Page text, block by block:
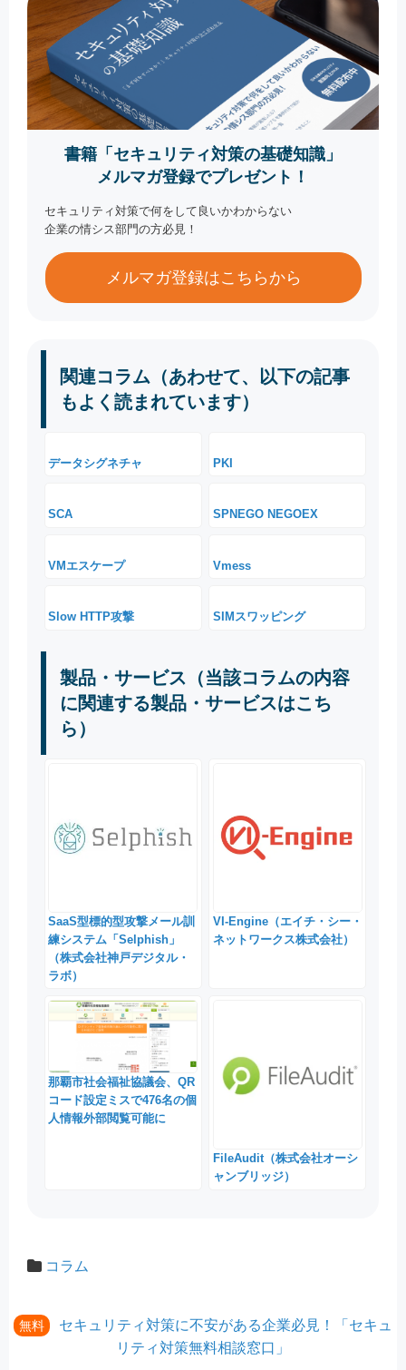
書籍「セキュリティ対策の基礎知識」
メルマガ登録でプレゼント！
セキュリティ対策で何をして良いかわからない
企業の情シス部門の方必見！
メルマガ登録はこちらから
関連コラム（あわせて、以下の記事
もよく読まれています）
データシグネチャ PKI
SCA SPNEGO NEGOEX
VMエスケープ Vmess
Slow HTTP攻撃 SIMスワッピング
製品・サービス（当該コラムの内容
に関連する製品・サービスはこち
ら）
SaaS型標的型攻撃メール訓
練システム「Selphish」
（株式会社神戸デジタル・
ラボ）
VI-Engine（エイチ・シー・
ネットワークス株式会社）
那覇市社会福祉協議会、QR
コード設定ミスで476名の個
人情報外部閲覧可能に
FileAudit（株式会社オーシ
ャンブリッジ）
コラム
無料
セキュリティ対策に不安がある企業必見！「セキュ
リティ対策無料相談窓口」